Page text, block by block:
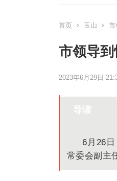
首页 玉山 市
市领导
2023年6月29日
导读
6 月 26
常委会副主